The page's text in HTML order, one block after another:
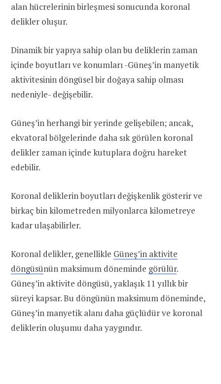
alan hücrelerinin birleşmesi sonucunda koronal
delikler oluşur.
Dinamik bir yapıya sahip olan bu deliklerin zaman
içinde boyutları ve konumları -Güneş’in manyetik
aktivitesinin döngüsel bir doğaya sahip olması
nedeniyle- değişebilir.
Güneş’in herhangi bir yerinde gelişebilen; ancak,
ekvatoral bölgelerinde daha sık görülen koronal
delikler zaman içinde kutuplara doğru hareket
edebilir.
Koronal deliklerin boyutları değişkenlik gösterir ve
birkaç bin kilometreden milyonlarca kilometreye
kadar ulaşabilirler.
Koronal delikler, genellikle Güneş’in aktivite
döngüsünün maksimum döneminde görülür.
Güneş’in aktivite döngüsü, yaklaşık 11 yıllık bir
süreyi kapsar. Bu döngünün maksimum döneminde,
Güneş’in manyetik alanı daha güçlüdür ve koronal
deliklerin oluşumu daha yaygındır.